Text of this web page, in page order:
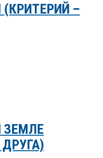
–
ЗЕМЛЕ